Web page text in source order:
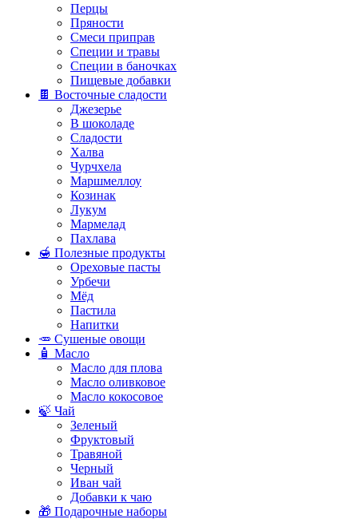
Перцы
Пряности
Смеси приправ
Специи и травы
Специи в баночках
Пищевые добавки
🍫 Восточные сладости
Джезерье
В шоколаде
Сладости
Халва
Чурчхела
Маршмеллоу
Козинак
Лукум
Мармелад
Пахлава
🍯 Полезные продукты
Ореховые пасты
Урбечи
Мёд
Пастила
Напитки
🥕 Сушеные овощи
🧴 Масло
Масло для плова
Масло оливковое
Масло кокосовое
🍃 Чай
Зеленый
Фруктовый
Травяной
Черный
Иван чай
Добавки к чаю
🎁 Подарочные наборы